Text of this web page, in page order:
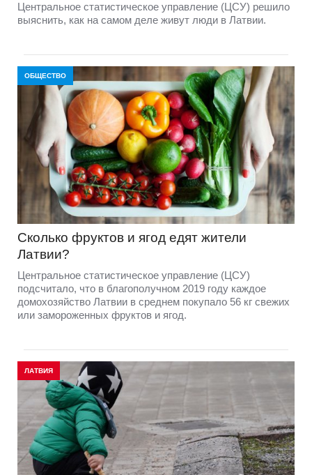
Центральное статистическое управление (ЦСУ) решило
выяснить, как на самом деле живут люди в Латвии.
ОБЩЕСТВО
Сколько фруктов и ягод едят жители
Латвии?
Центральное статистическое управление (ЦСУ)
подсчитало, что в благополучном 2019 году каждое
домохозяйство Латвии в среднем покупало 56 кг свежих
или замороженных фруктов и ягод.
ЛАТВИЯ